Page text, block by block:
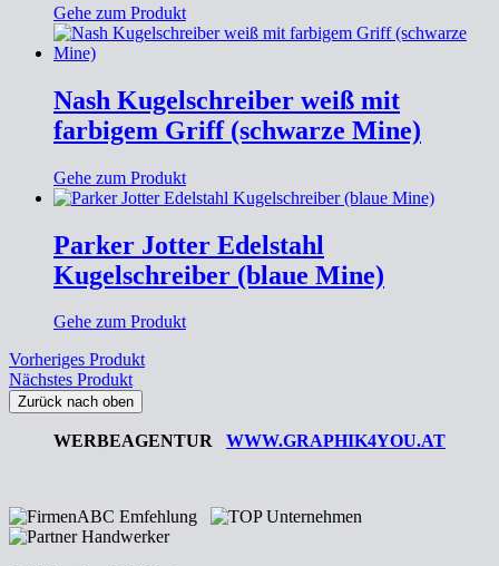
Gehe zum Produkt
Nash Kugelschreiber weiß mit
farbigem Griff (schwarze Mine)
Gehe zum Produkt
Parker Jotter Edelstahl
Kugelschreiber (blaue Mine)
Gehe zum Produkt
Vorheriges Produkt
Nächstes Produkt
Zurück nach oben
WERBEAGENTUR WWW.GRAPHIK4YOU.AT